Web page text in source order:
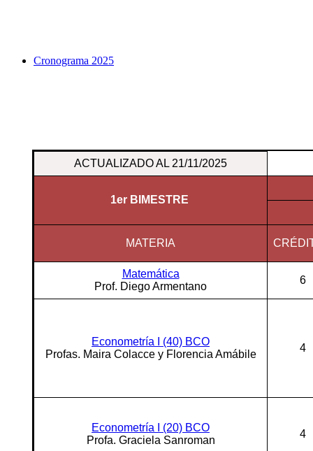
Cronograma 2025
ACTUALIZADO AL 21/11/2025
1er BIMESTRE
MATERIA
Matemática
Prof. Diego Armentano
6
Econometría I (40) BCO
Profas. Maira Colacce y Florencia Amábile
4
Econometría I (20) BCO
Profa. Graciela Sanroman
4